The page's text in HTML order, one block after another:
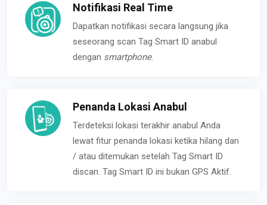
Notifikasi Real Time
Dapatkan notifikasi secara langsung jika
seseorang scan Tag Smart ID anabul
dengan smartphone.
Penanda Lokasi Anabul
Terdeteksi lokasi terakhir anabul Anda
lewat fitur penanda lokasi ketika hilang dan
/ atau ditemukan setelah Tag Smart ID
discan. Tag Smart ID ini bukan GPS Aktif.